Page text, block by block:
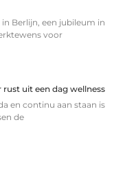
in Berlijn, een jubileum in
voor
rust uit een dag wellness
en continu aan staan is
de